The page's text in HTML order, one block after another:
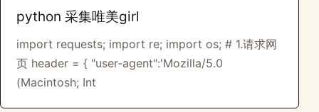
python 采集唯美girl
import requests; import re; import os; # 1.请求网
页 header = { "user-agent":'Mozilla/5.0
(Macintosh; Int